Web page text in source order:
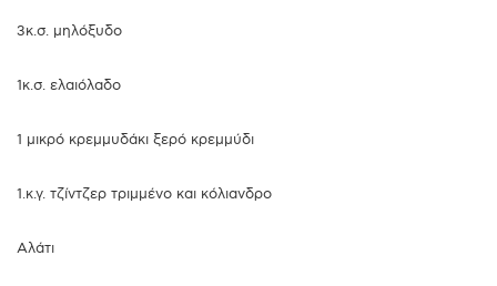
3κ.σ. μηλόξυδο
1κ.σ. ελαιόλαδο
1 μικρό κρεμμυδάκι ξερό κρεμμύδι
1.κ.γ. τζίντζερ τριμμένο και κόλιανδρο
Αλάτι